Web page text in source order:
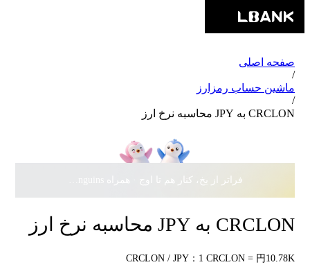
صفحه اصلی
/
ماشین حساب رمزارز
/
CRCLON به JPY محاسبه نرخ ارز
CRCLON به JPY محاسبه نرخ ارز
CRCLON / JPY：1 CRCLON = 円10.78K